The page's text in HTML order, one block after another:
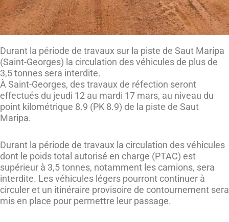
Durant la période de travaux sur la piste de Saut Maripa
(Saint-Georges) la circulation des véhicules de plus de
3,5 tonnes sera interdite.
À Saint-Georges, des travaux de réfection seront
effectués du jeudi 12 au mardi 17 mars, au niveau du
point kilométrique 8.9 (PK 8.9) de la piste de Saut
Maripa.
Durant la période de travaux la circulation des véhicules
dont le poids total autorisé en charge (PTAC) est
supérieur à 3,5 tonnes, notamment les camions, sera
interdite. Les véhicules légers pourront continuer à
circuler et un itinéraire provisoire de contournement sera
mis en place pour permettre leur passage.